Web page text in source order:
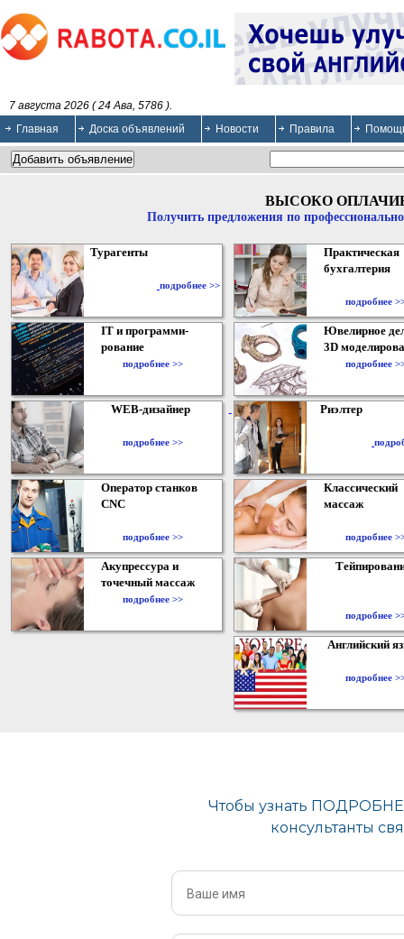
7 августа 2026 ( 24 Ава, 5786 ).
Главная
Доска объявлений Новости Правила
ВЫСОКО
Получить предложения по
Турагенты
подробнее >>
Практическая
бухгалтерия
подробнее
IT и программи-
рование
подробнее >>
Ювелирное
3D
подробнее
WEB-дизайнер
подробнее >>
Риэлтер
Оператор станков
CNC
подробнее >>
Классический
массаж
подробнее
Акупрессура и
точечный массаж
подробнее >>
подробнее
Английский
подробнее